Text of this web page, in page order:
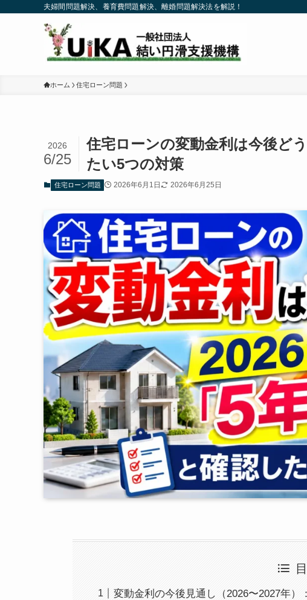
夫婦間問題解決、養育費問題解決、離婚問題解決法を解説！
ホーム 住宅ローン問題
住宅ローンの変動金利は今後ど
たい5つの対策
2026
6/25
住宅ローン問題 2026年6月1日 2026年6月25日
変動金利の今後見通し（2026〜2027年）